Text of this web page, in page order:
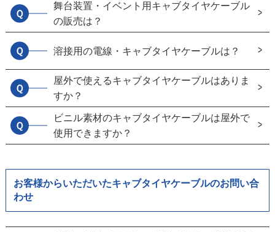
Ｑ
舞台装置・イベント用キャブタイヤケーブル
の販売は？
Ｑ 溶接用の電線・キャブタイヤケーブルは？
Ｑ
屋外で使えるキャブタイヤケーブルはありま
すか？
Ｑ
ビニル素材のキャブタイヤケーブルは屋外で
使用できますか？
お客様からいただいたキャブタイヤケーブルのお問い合
わせ